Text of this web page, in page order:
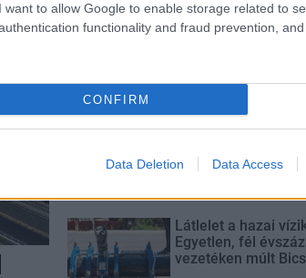
I want to allow Google to enable storage related to
functionality and fraud prevention,
CONFIRM
Data Deletion Data Access
Paks II.: Mit jelent
Elkészült a Liszt
és
Látlelet a hazai
Egyetlen, fél
vezetéken múlt